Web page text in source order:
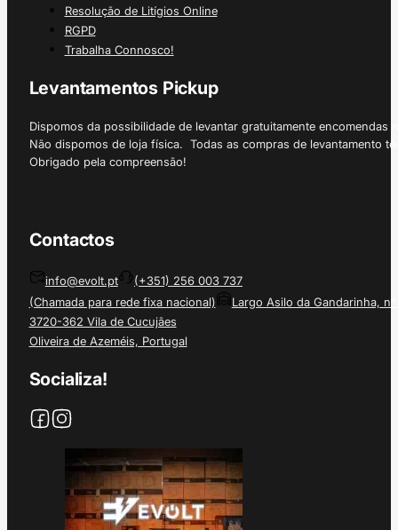
Resolução de Litígios Online
RGPD
Trabalha Connosco!
Levantamentos Pickup
Dispomos da possibilidade de levantar gratuitamente
Não dispomos de loja física. Todas as compras de levantamento
Obrigado pela compreensão!
Contactos
info@evolt.pt
(+351) 256 003 737
(Chamada para rede fixa nacional)
Largo Asilo da Gandarinha, nº
3720-362 Vila de Cucujães
Oliveira de Azeméis, Portugal
Socializa!